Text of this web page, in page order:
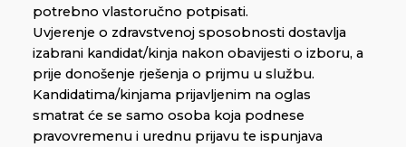
potrebno vlastoručno potpisati.
Uvjerenje o zdravstvenoj sposobnosti dostavlja
izabrani kandidat/kinja nakon obavijesti o izboru, a
prije donošenje rješenja o prijmu u službu.
Kandidatima/kinjama prijavljenim na oglas
smatrat će se samo osoba koja podnese
pravovremenu i urednu prijavu te ispunjava